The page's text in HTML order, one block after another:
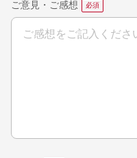
ご意見・ご感想